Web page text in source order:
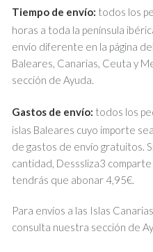
Tiempo de envío: todos los
horas a toda la península
envío diferente en la página
Baleares, Canarias, Ceuta y
sección de Ayuda.
Gastos de envío: todos los
islas Baleares cuyo importe
de gastos de envío gratuitos.
cantidad, Desssliza3
tendrás que abonar 4,95€.
Para envíos a las Islas
consulta nuestra sección de